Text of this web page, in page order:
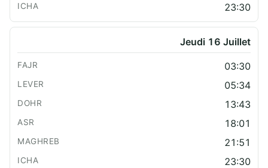
23:30
Jeudi 16 Juillet
03:30
05:34
13:43
18:01
21:51
23:30